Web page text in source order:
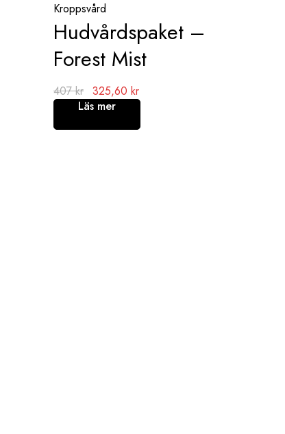
Kroppsvård
Hudvårdspaket –
Forest Mist
407kr 325,60 kr
Läs mer